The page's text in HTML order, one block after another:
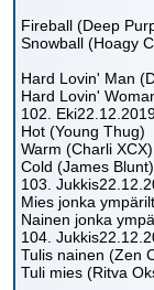
Fireball (Deep
Snowball (Hoagy
Hard Lovin' Man
Hard Lovin'
102.
Hot (Young Thug)
Warm (Charli XCX)
Cold (James Blunt)
103.
Mies jonka
Nainen jonka
104.
Tulis nainen (Zen
Tuli mies (Ritva